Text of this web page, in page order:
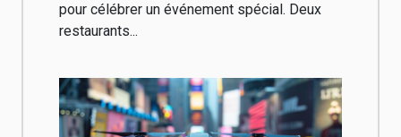
pour célébrer un événement spécial. Deux
restaurants...